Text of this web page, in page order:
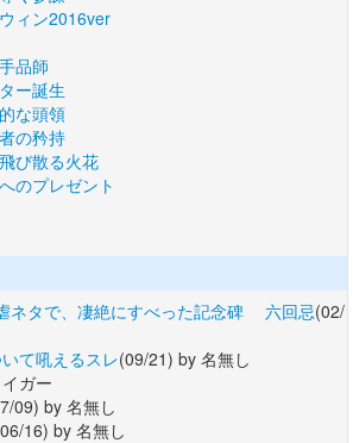
ィン2016ver
品師
ー誕生
な頭領
の矜持
び散る火花
のプレゼント
ネタで、凄絶にすべった記念碑 六回忌(02/
て吼えるスレ(09/21) by 名無し
ガー
09) by 名無し
16) by 名無し